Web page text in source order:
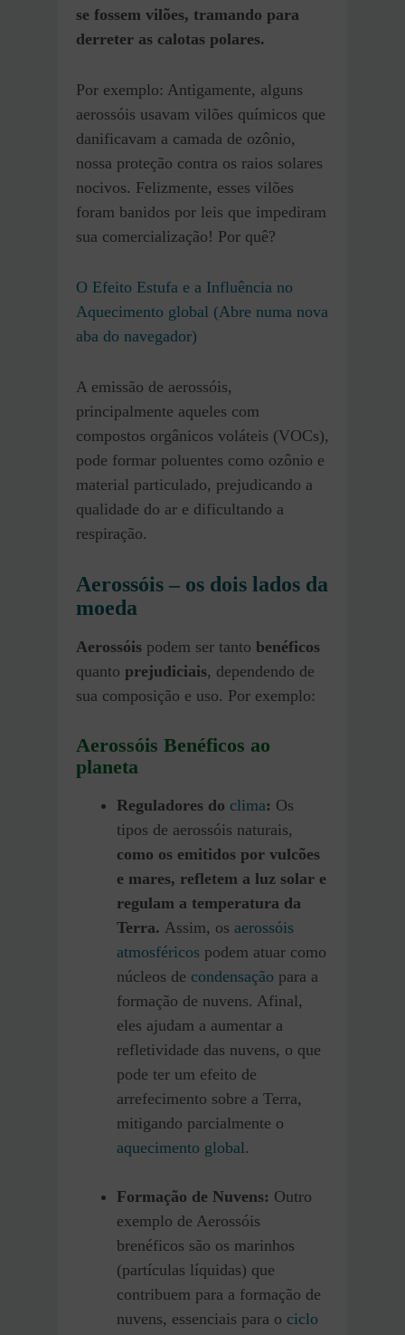
se fossem vilões, tramando para
derreter as calotas polares.
Por exemplo: Antigamente, alguns
aerossóis usavam vilões químicos que
danificavam a camada de ozônio,
nossa proteção contra os raios solares
nocivos. Felizmente, esses vilões
foram banidos por leis que impediram
sua comercialização! Por quê?
O Efeito Estufa e a Influência no
Aquecimento global (Abre numa nova
aba do navegador)
A emissão de aerossóis,
principalmente aqueles com
compostos orgânicos voláteis (VOCs),
pode formar poluentes como ozônio e
material particulado, prejudicando a
qualidade do ar e dificultando a
respiração.
Aerossóis – os dois lados da
moeda
Aerossóis podem ser tanto benéficos
quanto prejudiciais, dependendo de
sua composição e uso. Por exemplo:
Aerossóis Benéficos ao
planeta
Reguladores do clima: Os
tipos de aerossóis naturais,
como os emitidos por vulcões
e mares, refletem a luz solar e
regulam a temperatura da
Terra. Assim, os aerossóis
atmosféricos podem atuar como
núcleos de condensação para a
formação de nuvens. Afinal,
eles ajudam a aumentar a
refletividade das nuvens, o que
pode ter um efeito de
arrefecimento sobre a Terra,
mitigando parcialmente o
aquecimento global.
Formação de Nuvens: Outro
exemplo de Aerossóis
brenéficos são os marinhos
(partículas líquidas) que
contribuem para a formação de
nuvens, essenciais para o ciclo